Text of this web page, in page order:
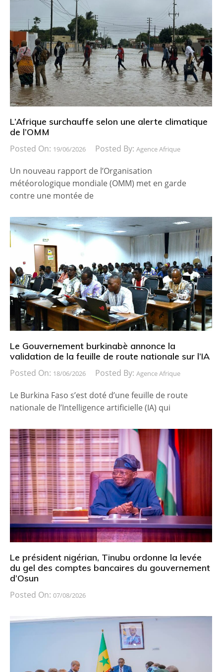
L’Afrique surchauffe selon une alerte climatique
de l’OMM
Posted On: 19/06/2026 Posted By: Agence Afrique
Un nouveau rapport de l’Organisation
météorologique mondiale (OMM) met en garde
contre une montée de
Le Gouvernement burkinabè annonce la
validation de la feuille de route nationale sur l’IA
Posted On: 18/06/2026 Posted By: Agence Afrique
Le Burkina Faso s’est doté d’une feuille de route
nationale de l’Intelligence artificielle (IA) qui
Le président nigérian, Tinubu ordonne la levée
du gel des comptes bancaires du gouvernement
d’Osun
Posted On: 07/08/2026